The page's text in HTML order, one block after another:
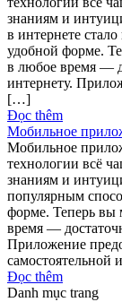
знаниям и
в интернете
удобной форме.
в любое время —
интернету.
[…]
Đọc thêm
Мобильное
Мобильное
технологии всё
знаниям и
популярным
форме. Теперь вы
время —
Приложение
самостоятельной
Đọc thêm
Danh mục trang